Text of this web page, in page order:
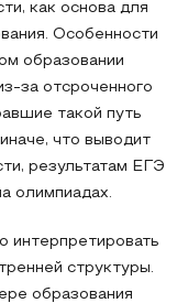
как основа для
Особенности
образовании
за отсроченного
такой путь
что выводит
результатам ЕГЭ
олимпиадах.
интерпретировать
структуры.
образования